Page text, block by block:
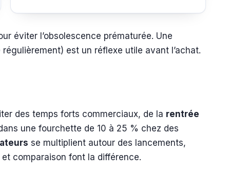
éviter l’obsolescence prématurée. Une
est un réflexe utile avant l’achat.
des temps forts commerciaux, de la rentrée
une fourchette de 10 à 25 % chez des
se multiplient autour des lancements,
comparaison font la différence.